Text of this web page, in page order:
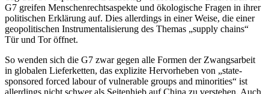
G7 greifen Menschenrechtsaspekte und ökologische Fragen in ihrer
politischen Erklärung auf. Dies allerdings in einer Weise, die einer
geopolitischen Instrumentalisierung des Themas „supply chains“
Tür und Tor öffnet.
So wenden sich die G7 zwar gegen alle Formen der Zwangsarbeit
in globalen Lieferketten, das explizite Hervorheben von „state-
sponsored forced labour of vulnerable groups and minorities“ ist